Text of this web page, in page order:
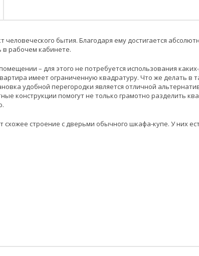
бытия. Благодаря ему достигается
в рабочем кабинете.
– для этого не потребуется использования
имеет ограниченную квадратуру. Что же делать в
удобной перегородки является отличной
конструкции помогут не только грамотно разделить
строение с дверьми обычного шкафа-купе. У них